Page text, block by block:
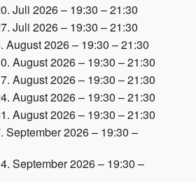
Juli 2026 – 19:30 – 21:30
Juli 2026 – 19:30 – 21:30
August 2026 – 19:30 – 21:30
August 2026 – 19:30 – 21:30
August 2026 – 19:30 – 21:30
August 2026 – 19:30 – 21:30
August 2026 – 19:30 – 21:30
September 2026 – 19:30 –
September 2026 – 19:30 –